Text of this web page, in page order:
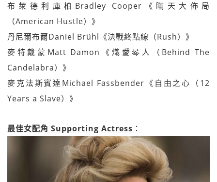
布萊德利庫柏Bradley Cooper《瞞天大佈局
（American Hustle）》
丹尼爾布爾Daniel Brühl《決戰終點線（Rush）》
麥特戴蒙Matt Damon《熾愛琴人（Behind The
Candelabra）》
麥克法斯賓達Michael Fassbender《自由之心（12
Years a Slave）》
最佳女配角 Supporting Actress ：